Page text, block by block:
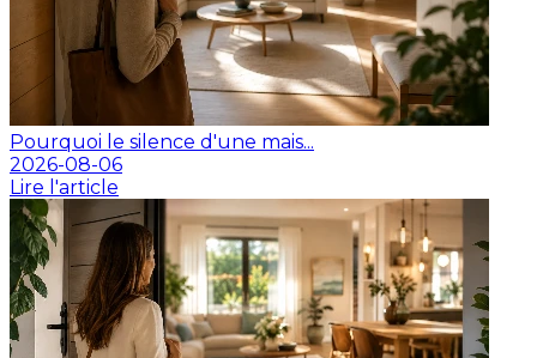
Pourquoi le silence d'une mais...
2026-08-06
Lire l'article